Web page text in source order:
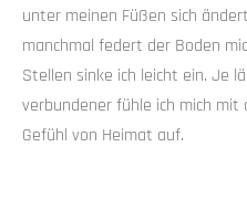
unter meinen Füßen sich
manchmal federt der Boden
Stellen sinke ich leicht ein. Je
verbundener fühle ich mich
Gefühl von Heimat auf.